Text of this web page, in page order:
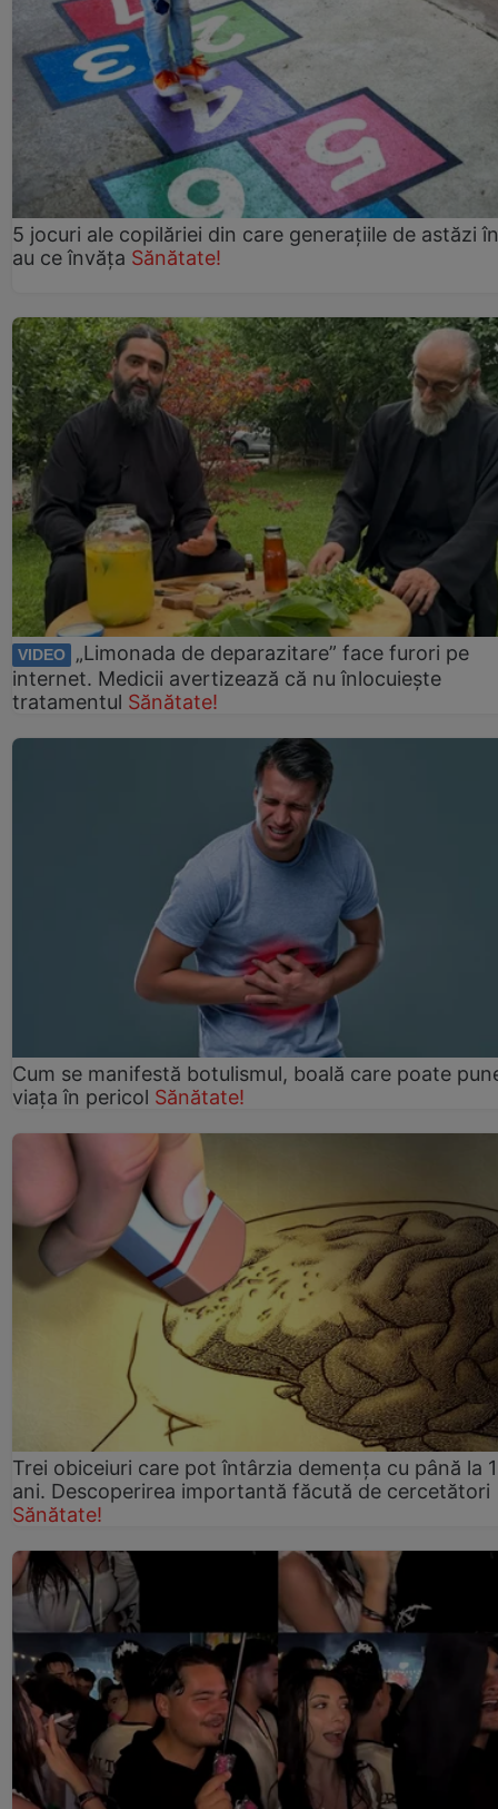
5 jocuri ale copilăriei din care generațiile de astăzi
au ce învăța Sănătate!
VIDEO
„Limonada de deparazitare” face furori pe
internet. Medicii avertizează că nu înlocuiește
tratamentul Sănătate!
Cum se manifestă botulismul, boală care poate
viaţa în pericol Sănătate!
Trei obiceiuri care pot întârzia demența cu până la
ani. Descoperirea importantă făcută de cercetători
Sănătate!